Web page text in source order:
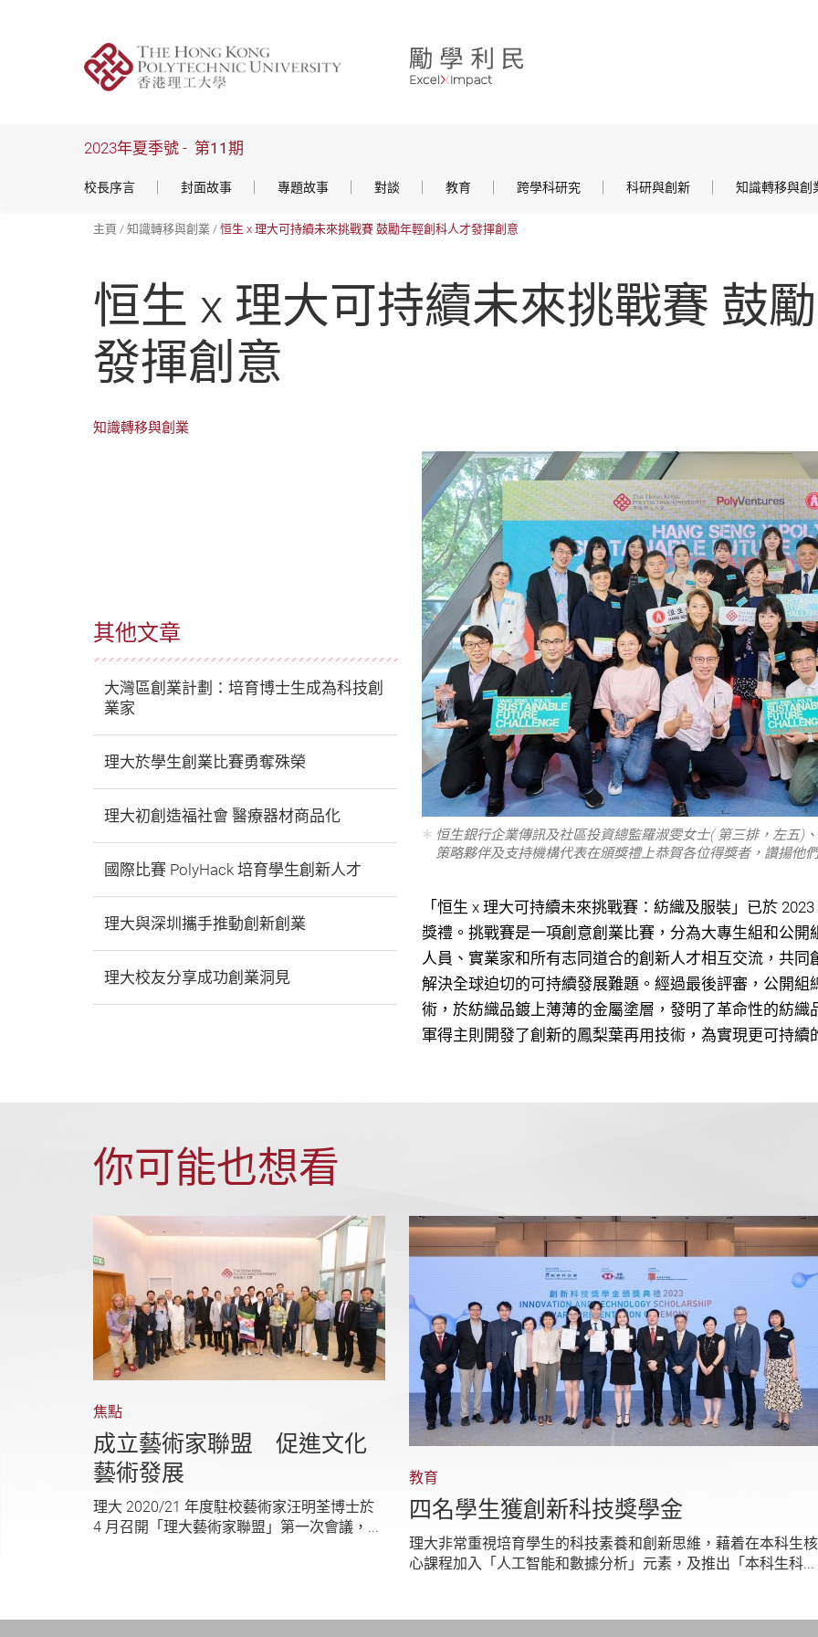
2023年夏季號 - 第11期
校長序言 封面故事 專題故事 對談 教育 跨學科研究 科研與創新 知識轉移與創
主頁 知識轉移與創業 恒生 x 理大可持續未來挑戰賽 鼓勵年輕創科人才發揮創意
恒生 x 理大可持續未來挑戰賽 鼓
發揮創意
知識轉移與創業
其他文章
大灣區創業計劃：培育博士生成為科技創
業家
理大於學生創業比賽勇奪殊榮
理大初創造福社會 醫療器材商品化
國際比賽 PolyHack 培育學生創新人才
理大與深圳攜手推動創新創業
理大校友分享成功創業洞見
恒生銀行企業傳訊及社區投資總監羅淑雯女士( 第三排，左五)
策略夥伴及支持機構代表在頒獎禮上恭賀各位得獎者，讚揚他
「恒生 x 理大可持續未來挑戰賽：紡織及服裝」已於
獎禮。挑戰賽是一項創意創業比賽，分為大專生組和公
人員、實業家和所有志同道合的創新人才相互交流，共
解決全球迫切的可持續發展難題。經過最後評審，公開
術，於紡織品鍍上薄薄的金屬塗層，發明了革命性的紡
軍得主則開發了創新的鳳梨葉再用技術，為實現更可持續
你可能也想看
焦點
成立藝術家聯盟 促進文化
藝術發展
理大 2020/21 年度駐校藝術家汪明荃博士於
4 月召開「理大藝術家聯盟」第一次會議，...
教育
四名學生獲創新科技獎學金
理大非常重視培育學生的科技素養和創新思維，藉着在本科生核
心課程加入「人工智能和數據分析」元素，及推出「本科生科...